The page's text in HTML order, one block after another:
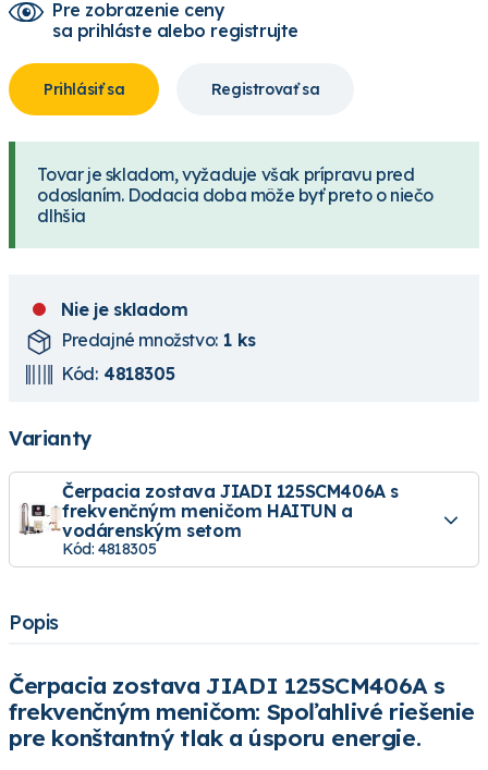
Pre zobrazenie ceny
sa prihláste alebo registrujte
Prihlásiť sa Registrovať sa
Tovar je skladom, vyžaduje však prípravu pred
odoslaním. Dodacia doba môže byť preto o niečo
dlhšia
Nie je skladom
Predajné množstvo: 1 ks
Kód: 4818305
Varianty
Čerpacia zostava JIADI 125SCM406A s
frekvenčným meničom HAITUN a
vodárenským setom
Kód: 4818305
Popis
Čerpacia zostava JIADI 125SCM406A s
frekvenčným meničom: Spoľahlivé riešenie
pre konštantný tlak a úsporu energie.